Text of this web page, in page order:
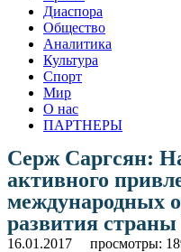
Диаспора
Общество
Аналитика
Культура
Спорт
Мир
О нас
ПАРТНЕРЫ
Серж Саргсян:
активного
международных
развития страны
16.01.2017 просмотры: